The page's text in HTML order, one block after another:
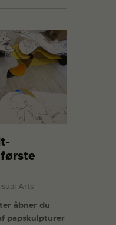
Arts
åbner du
papskulpturer